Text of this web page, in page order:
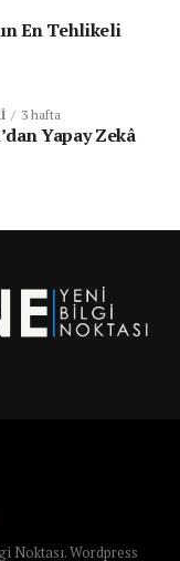
En Tehlikeli
3 hafta
Yapay Zekâ
Noktası. Wordpress